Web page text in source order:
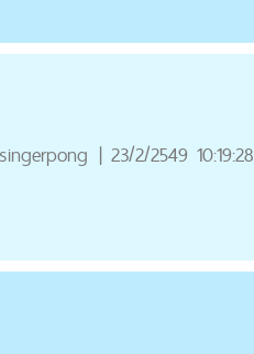
singerpong | 23/2/2549 10:19:28